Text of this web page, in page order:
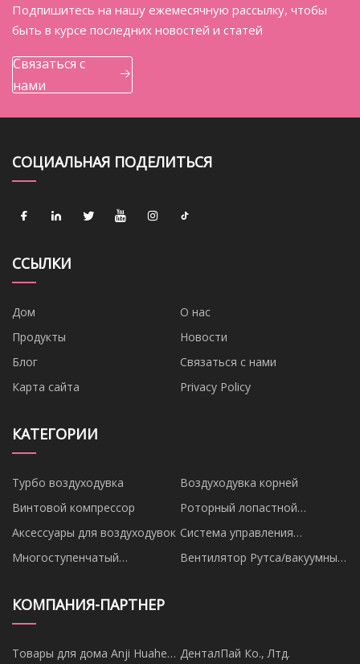
Подпишитесь на нашу ежемесячную рассылку, чтобы
быть в курсе последних новостей и статей
Связаться с
нами
СОЦИАЛЬНАЯ ПОДЕЛИТЬСЯ
ССЫЛКИ
Дом
О нас
Продукты
Новости
Блог
Связаться с нами
Карта сайта
Privacy Policy
КАТЕГОРИИ
Турбо воздуходувка
Воздуходувка корней
Винтовой компрессор
Роторный лопастной
вентилятор
Аксессуары для воздуходувок Система управления
вентилятором
Многоступенчатый
Вентилятор Рутса/вакуумный
КОМПАНИЯ-ПАРТНЕР
Товары для дома Anji Huaheng ДенталПай Ко., Лтд.